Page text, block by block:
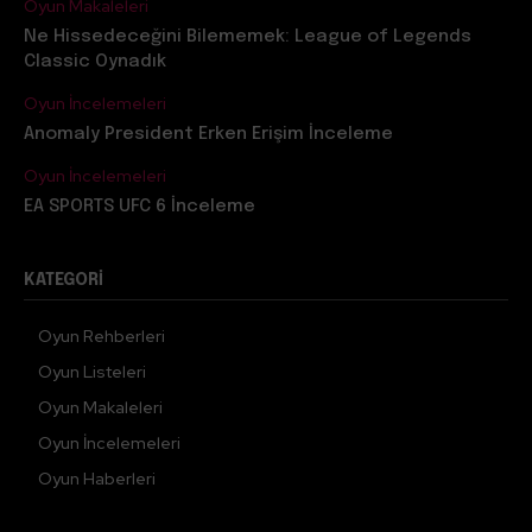
ROMEO IS A DEAD MAN
İnceleme
27 Mart 2026
inceleme kopyası, GRASSHOPPER
MANUFACTURE INC. tarafından
Bugün sizleri ilginç bir kesmeli
biçmeli, bilinen terimiyle Hack...
tarafından Atarita'ya
Oyun Makaleleri
Ne Hissedeceğini Bilememek: League of Legends
Classic Oynadık
Oyun İncelemeleri
Anomaly President Erken Erişim İnceleme
Oyun İncelemeleri
EA SPORTS UFC 6 İnceleme
KATEGORI
Oyun Rehberleri
Oyun Listeleri
Oyun Makaleleri
Oyun İncelemeleri
Oyun Haberleri